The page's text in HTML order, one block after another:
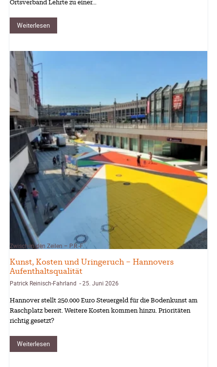
Ortsverband Lehrte zu einer...
Weiterlesen
Zwischen den Zeilen – P.R.-F.
Kunst, Kosten und Uringeruch – Hannovers
Aufenthaltsqualität
Patrick Reinisch-Fahrland -25. Juni 2026
Hannover stellt 250.000 Euro Steuergeld für die Bodenkunst am
Raschplatz bereit. Weitere Kosten kommen hinzu. Prioritäten
richtig gesetzt?
Weiterlesen